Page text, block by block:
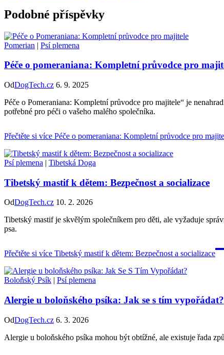
Podobné příspěvky
Pomerian | Psí plemena
Péče o pomeraniana: Kompletní průvodce pro
OdDogTech.cz 6. 9. 2025
Péče o Pomeraniana: Kompletní průvodce pro majitele“ je
potřebné pro péči o vašeho malého společníka.
Přečtěte si více Péče o pomeraniana: Kompletní průvodce pro
Psí plemena | Tibetská Doga
Tibetský mastif k dětem: Bezpečnost a socializace
OdDogTech.cz 10. 2. 2026
Tibetský mastif je skvělým společníkem pro děti, ale vyžaduje
psa.
Přečtěte si více Tibetský mastif k dětem: Bezpečnost a socializace
Boloňský Psík | Psí plemena
Alergie u boloňského psíka: Jak se s tím vypořádat?
OdDogTech.cz 6. 3. 2026
Alergie u boloňského psíka mohou být obtížné, ale existuje řada